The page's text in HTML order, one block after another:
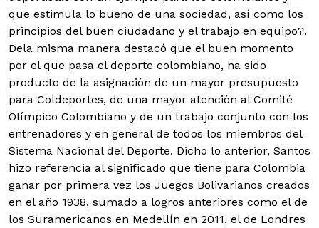
que estimula lo bueno de una sociedad, así como los
principios del buen ciudadano y el trabajo en equipo?.
Dela misma manera destacó que el buen momento
por el que pasa el deporte colombiano, ha sido
producto de la asignación de un mayor presupuesto
para Coldeportes, de una mayor atención al Comité
Olímpico Colombiano y de un trabajo conjunto con los
entrenadores y en general de todos los miembros del
Sistema Nacional del Deporte. Dicho lo anterior, Santos
hizo referencia al significado que tiene para Colombia
ganar por primera vez los Juegos Bolivarianos creados
en el año 1938, sumado a logros anteriores como el de
los Suramericanos en Medellín en 2011, el de Londres